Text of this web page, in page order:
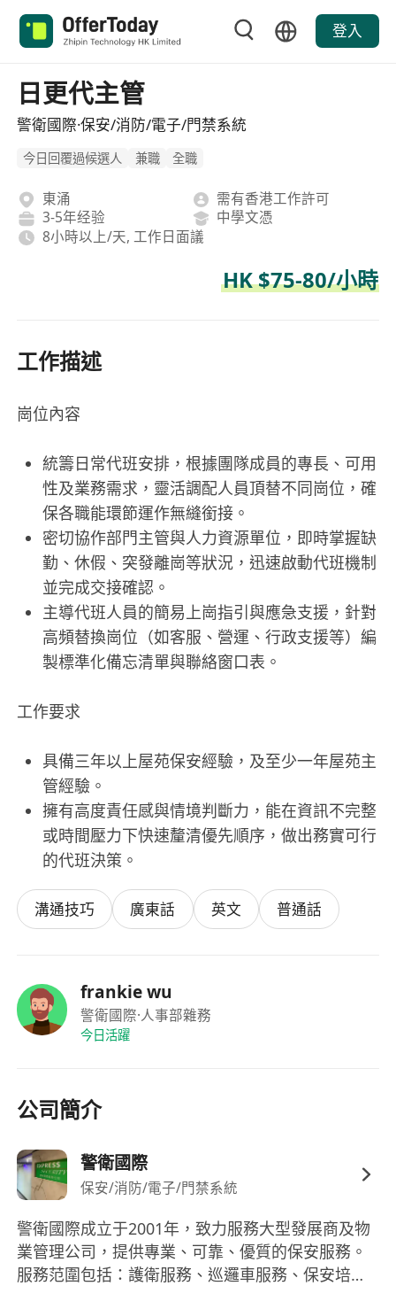
登入
日更代主管
警衛國際·保安/消防/電子/門禁系統
今日回覆過候選人 兼職 全職
東涌
需有香港工作許可
3-5年经验
中學文憑
8小時以上/天, 工作日面議
HK $75-80/小時
工作描述
崗位內容
統籌日常代班安排，根據團隊成員的專長、可用
性及業務需求，靈活調配人員頂替不同崗位，確
保各職能環節運作無縫銜接。
密切協作部門主管與人力資源單位，即時掌握缺
勤、休假、突發離崗等狀況，迅速啟動代班機制
並完成交接確認。
主導代班人員的簡易上崗指引與應急支援，針對
高頻替換崗位（如客服、營運、行政支援等）編
製標準化備忘清單與聯絡窗口表。
工作要求
具備三年以上屋苑保安經驗，及至少一年屋苑主
管經驗。
擁有高度責任感與情境判斷力，能在資訊不完整
或時間壓力下快速釐清優先順序，做出務實可行
的代班決策。
溝通技巧 廣東話 英文 普通話
frankie wu
警衛國際·人事部雜務
今日活躍
公司簡介
警衛國際
保安/消防/電子/門禁系統
警衛國際成立于2001年，致力服務大型發展商及物
業管理公司，提供專業、可靠、優質的保安服務。
服務范圍包括：護衛服務、巡邏車服務、保安培訓